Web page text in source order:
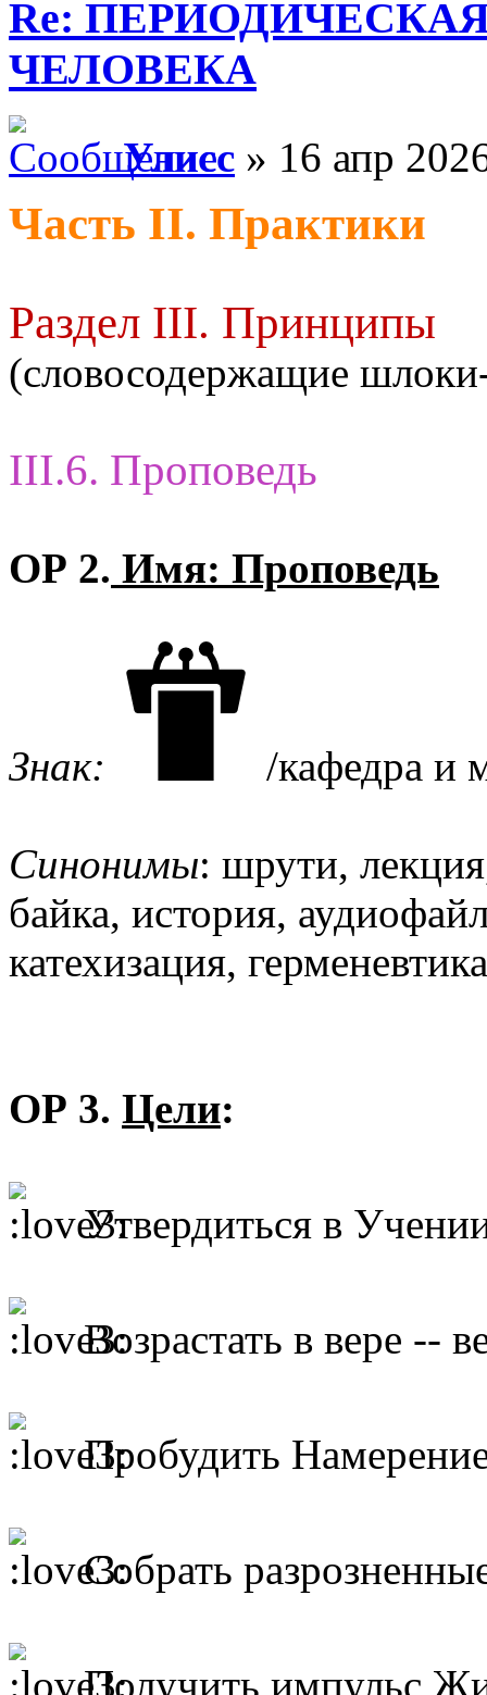
Re:
ЧЕЛОВЕКА
Улисс » 16 апр
Часть II. Практики
Раздел III. Принципы
(словосодержащие
III.6. Проповедь
ОР 2. Имя: Проповедь
Знак: /кафедра и
Синонимы: шрути,
байка, история,
катехизация,
ОР 3. Цели:
Утвердиться в
Возрастать в вере --
Пробудить
Собрать
Получить импульс